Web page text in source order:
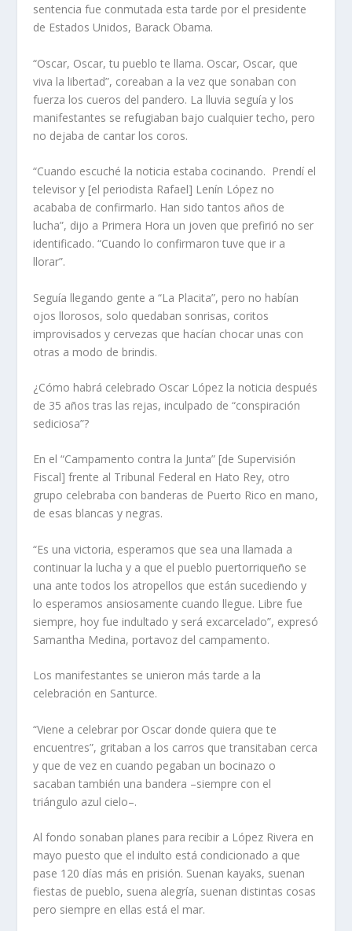
sentencia fue conmutada esta tarde por el presidente
de Estados Unidos, Barack Obama.
“Oscar, Oscar, tu pueblo te llama. Oscar, Oscar, que
viva la libertad”, coreaban a la vez que sonaban con
fuerza los cueros del pandero. La lluvia seguía y los
manifestantes se refugiaban bajo cualquier techo, pero
no dejaba de cantar los coros.
“Cuando escuché la noticia estaba cocinando. Prendí el
televisor y [el periodista Rafael] Lenín López no
acababa de confirmarlo. Han sido tantos años de
lucha”, dijo a Primera Hora un joven que prefirió no ser
identificado. “Cuando lo confirmaron tuve que ir a
llorar”.
Seguía llegando gente a “La Placita”, pero no habían
ojos llorosos, solo quedaban sonrisas, coritos
improvisados y cervezas que hacían chocar unas con
otras a modo de brindis.
¿Cómo habrá celebrado Oscar López la noticia después
de 35 años tras las rejas, inculpado de “conspiración
sediciosa”?
En el “Campamento contra la Junta” [de Supervisión
Fiscal] frente al Tribunal Federal en Hato Rey, otro
grupo celebraba con banderas de Puerto Rico en mano,
de esas blancas y negras.
“Es una victoria, esperamos que sea una llamada a
continuar la lucha y a que el pueblo puertorriqueño se
una ante todos los atropellos que están sucediendo y
lo esperamos ansiosamente cuando llegue. Libre fue
siempre, hoy fue indultado y será excarcelado”, expresó
Samantha Medina, portavoz del campamento.
Los manifestantes se unieron más tarde a la
celebración en Santurce.
“Viene a celebrar por Oscar donde quiera que te
encuentres”, gritaban a los carros que transitaban cerca
y que de vez en cuando pegaban un bocinazo o
sacaban también una bandera –siempre con el
triángulo azul cielo–.
Al fondo sonaban planes para recibir a López Rivera en
mayo puesto que el indulto está condicionado a que
pase 120 días más en prisión. Suenan kayaks, suenan
fiestas de pueblo, suena alegría, suenan distintas cosas
pero siempre en ellas está el mar.